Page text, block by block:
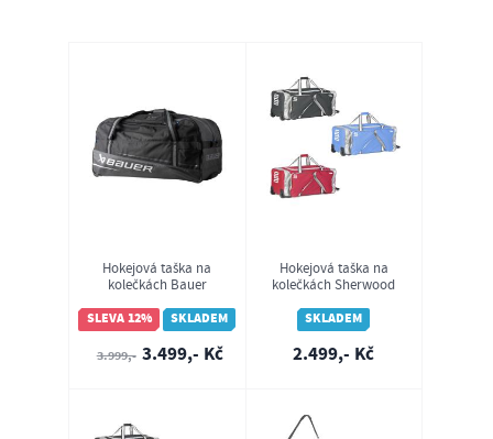
Hokejová taška na
kolečkách Bauer
SR (1063635)
SLEVA 12%
SKLADEM
3.999,- 3.499,- Kč
Hokejová taška na
kolečkách Sherwood
SKLADEM
2.499,- Kč